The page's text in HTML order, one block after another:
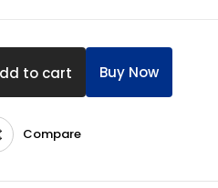
to cart Buy Now
Compare